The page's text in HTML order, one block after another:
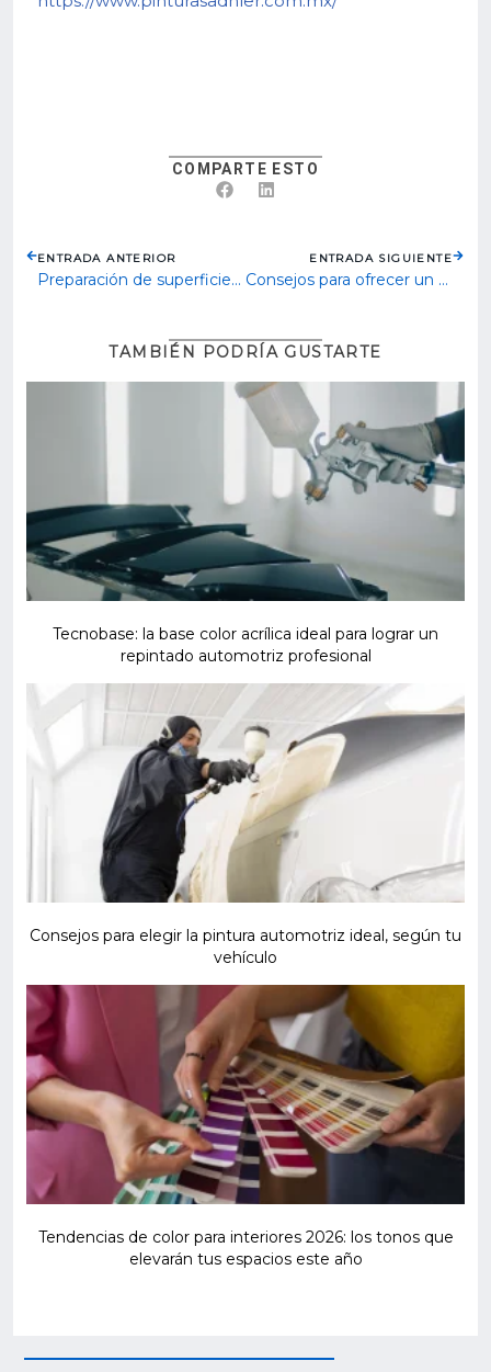
COMPARTE ESTO
ENTRADA ANTERIOR
Preparación de superficies paso a paso: el secreto de un buen acabado
ENTRADA SIGUIENTE
Consejos para ofrecer un mejor servicio como distribuidor de pintura
TAMBIÉN PODRÍA GUSTARTE
Tecnobase: la base color acrílica ideal para lograr un
repintado automotriz profesional
Consejos para elegir la pintura automotriz ideal, según tu
vehículo
Tendencias de color para interiores 2026: los tonos que
elevarán tus espacios este año